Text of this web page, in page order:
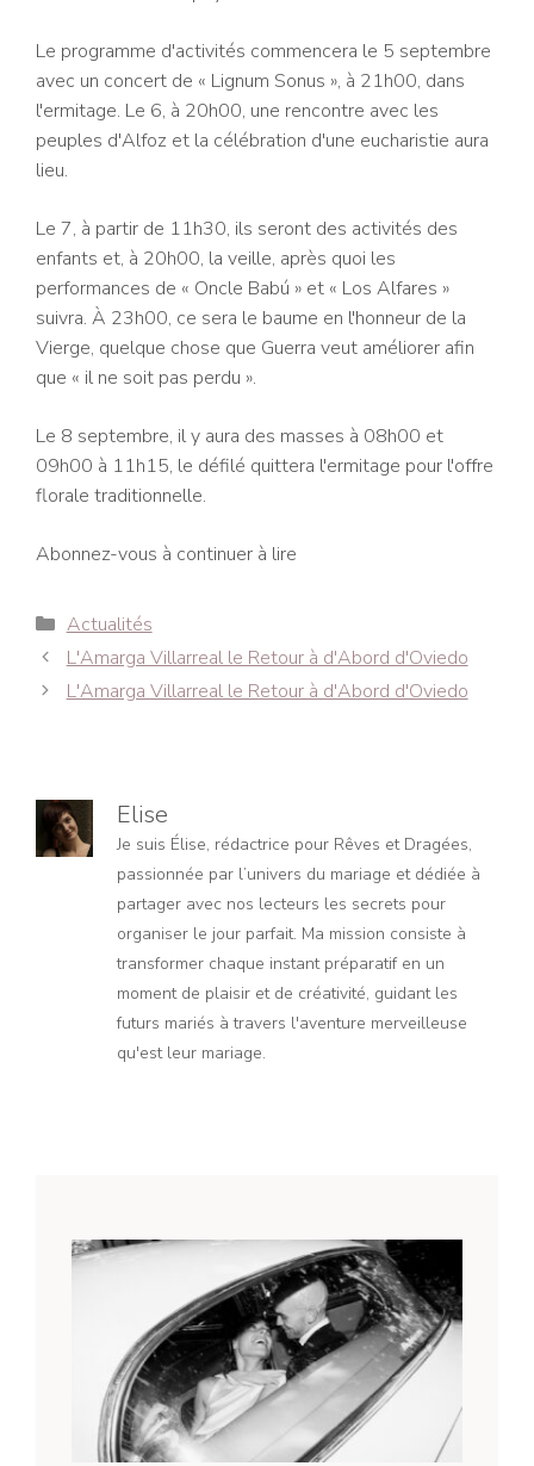
Le programme d'activités commencera le 5 septembre
avec un concert de « Lignum Sonus », à 21h00, dans
l'ermitage. Le 6, à 20h00, une rencontre avec les
peuples d'Alfoz et la célébration d'une eucharistie aura
lieu.
Le 7, à partir de 11h30, ils seront des activités des
enfants et, à 20h00, la veille, après quoi les
performances de « Oncle Babú » et « Los Alfares »
suivra. À 23h00, ce sera le baume en l'honneur de la
Vierge, quelque chose que Guerra veut améliorer afin
que « il ne soit pas perdu ».
Le 8 septembre, il y aura des masses à 08h00 et
09h00 à 11h15, le défilé quittera l'ermitage pour l'offre
florale traditionnelle.
Abonnez-vous à continuer à lire
Catégories
Actualités
Navigation
des
L'Amarga Villarreal le Retour à d'Abord d'Oviedo
L'Amarga Villarreal le Retour à d'Abord d'Oviedo
Elise
Je suis Élise, rédactrice pour Rêves et Dragées,
passionnée par l’univers du mariage et dédiée à
partager avec nos lecteurs les secrets pour
organiser le jour parfait. Ma mission consiste à
transformer chaque instant préparatif en un
moment de plaisir et de créativité, guidant les
futurs mariés à travers l'aventure merveilleuse
qu'est leur mariage.